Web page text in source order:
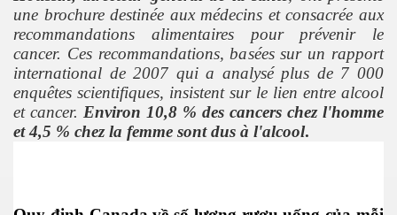
une brochure destinée aux médecins et consacrée aux
recommandations alimentaires pour prévenir le
cancer. Ces recommandations, basées sur un rapport
international de 2007 qui a analysé plus de 7 000
enquêtes scientifiques, insistent sur le lien entre alcool
et cancer. Environ 10,8 % des cancers chez l'homme
et 4,5 % chez la femme sont dus à l'alcool.